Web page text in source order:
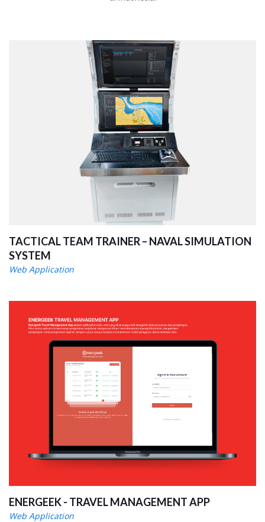
TACTICAL TEAM TRAINER – NAVAL SIMULATION
SYSTEM
Web Application
ENERGEEK - TRAVEL MANAGEMENT APP
Web Application